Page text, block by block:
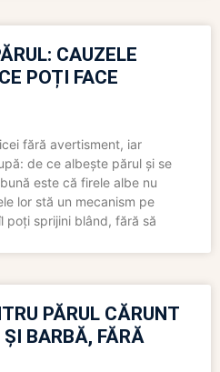
CAUZELE
POȚI FACE
fără avertisment, iar
de ce albește părul și se
este că firele albe nu
lor stă un mecanism pe
poți sprijini blând, fără să
PĂRUL CĂRUNT
BARBĂ, FĂRĂ